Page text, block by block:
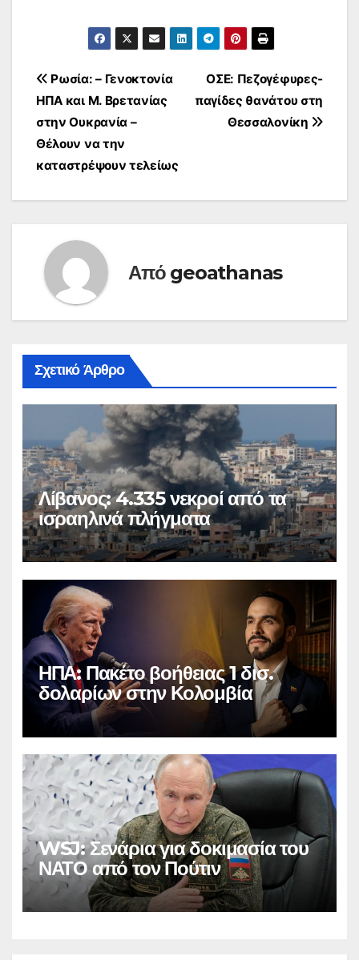
Πλοήγηση
άρθρων
ΟΣΕ: Πεζογέφυρες-
παγίδες θανάτου στη
Θεσσαλονίκη
Ρωσία: – Γενοκτονία
ΗΠΑ και Μ. Βρετανίας
στην Ουκρανία –
Θέλουν να την
καταστρέψουν τελείως
Από geoathanas
Σχετικό Άρθρο
Λίβανος: 4.335 νεκροί από τα
ισραηλινά πλήγματα
ΗΠΑ: Πακέτο βοήθειας 1 δισ.
δολαρίων στην Κολομβία
WSJ: Σενάρια για δοκιμασία του
ΝΑΤΟ από τον Πούτιν